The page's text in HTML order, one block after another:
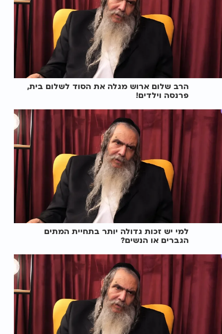
הרב שלום ארוש מגלה את הסוד לשלום בית,
פרנסה וילדים!
למי יש זכות גדולה יותר בתחיית המתים
הגברים או הנשים?